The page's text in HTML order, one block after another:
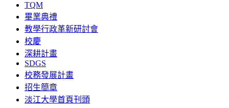
TQM
畢業典禮
教學行政革新研討會
校慶
深耕計畫
SDGS
校務發展計畫
招生簡章
淡江大學首頁刊頭